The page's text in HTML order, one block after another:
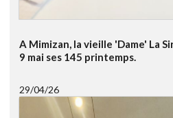
A Mimizan, la vieille 'Dame' La
9 mai ses 145 printemps.
29/04/26